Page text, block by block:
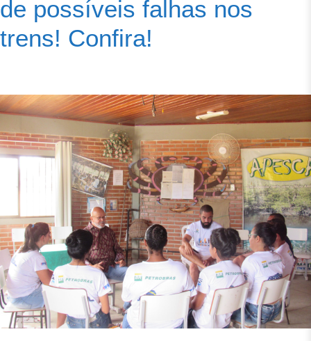
de possíveis falhas nos
trens! Confira!